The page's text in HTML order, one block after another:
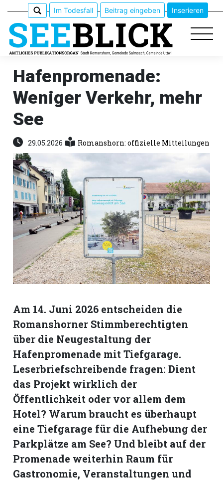
Epaper
Veranstaltungen
Erlebnisführer
App
Romanshorn:
offizielle
Im Todesfall Beitrag eingeben Inserieren
Hafenpromenade:
Weniger Verkehr, mehr
See
29.05.2026 Romanshorn: offizielle Mitteilungen
Am 14. Juni 2026 entscheiden die
Romanshorner Stimmberechtigten
über die Neugestaltung der
Hafenpromenade mit Tiefgarage.
Leserbriefschreibende fragen: Dient
das Projekt wirklich der
Öffentlichkeit oder vor allem dem
Hotel? Warum braucht es überhaupt
eine Tiefgarage für die Aufhebung der
Parkplätze am See? Und bleibt auf der
Promenade weiterhin Raum für
Gastronomie, Veranstaltungen und